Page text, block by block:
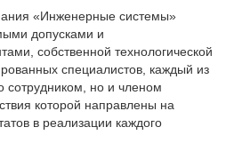
«Инженерные системы»
допусками и
собственной технологической
специалистов, каждый из
сотрудником, но и членом
которой направлены на
в реализации каждого